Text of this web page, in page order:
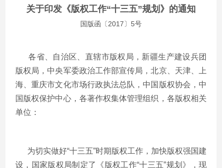
关于印发《版权工作“十三五”规划》的通知
国版函〔2017〕5号
各省、自治区、直辖市版权局，新疆生产建设兵团
版权局，中央军委政治工作部宣传局，北京、天津、上
海、重庆市文化市场行政执法总队，中国版权协会，中
国版权保护中心，各著作权集体管理组织，各版权相关
单位：
为切实做好“十三五”时期版权工作，加快版权强国建
设，国家版权局制定了《版权工作“十三五”规划》，现